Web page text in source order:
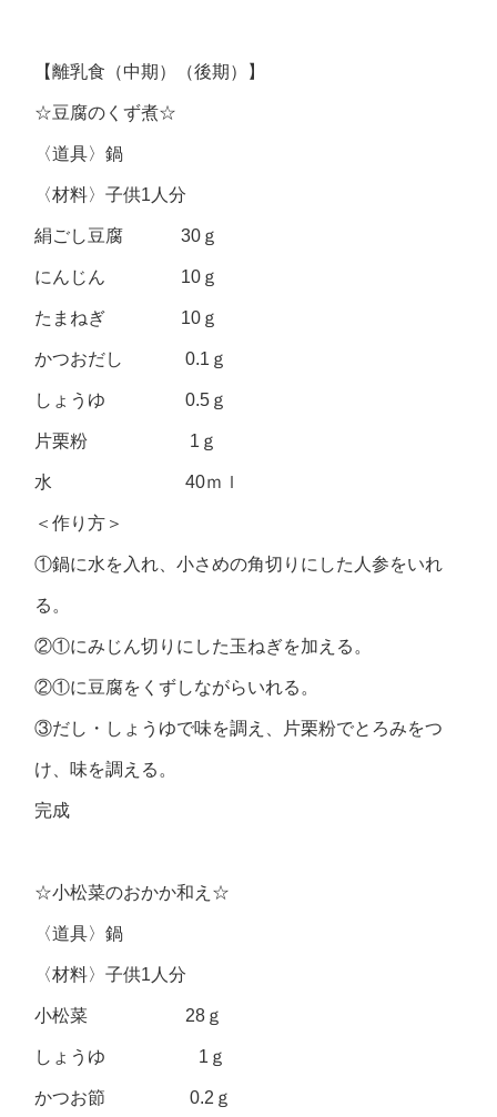
【離乳食（中期）（後期）】
☆豆腐のくず煮☆
〈道具〉鍋
〈材料〉子供1人分
絹ごし豆腐 30ｇ
にんじん 10ｇ
たまねぎ 10ｇ
かつおだし 0.1ｇ
しょうゆ 0.5ｇ
片栗粉 1ｇ
水 40ｍｌ
＜作り方＞
①鍋に水を入れ、小さめの角切りにした人参をいれ
る。
②①にみじん切りにした玉ねぎを加える。
②①に豆腐をくずしながらいれる。
③だし・しょうゆで味を調え、片栗粉でとろみをつ
け、味を調える。
完成
☆小松菜のおかか和え☆
〈道具〉鍋
〈材料〉子供1人分
小松菜 28ｇ
しょうゆ 1ｇ
かつお節 0.2ｇ